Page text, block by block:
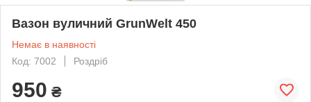
Вазон вуличний GrunWelt 450
Немає в наявності
Код: 7002
Роздріб
950 ₴